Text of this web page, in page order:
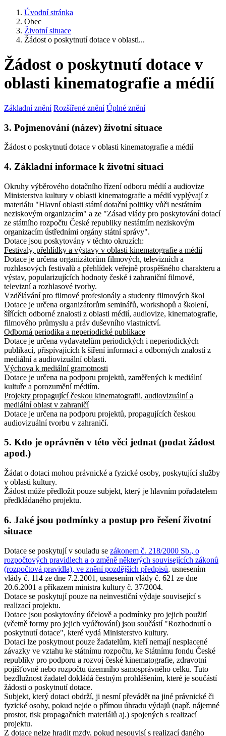
Úvodní stránka
Obec
Životní situace
Žádost o poskytnutí dotace v oblasti...
Žádost o poskytnutí dotace v
oblasti kinematografie a médií
Základní znění Rozšířené znění Úplné znění
3. Pojmenování (název) životní situace
Žádost o poskytnutí dotace v oblasti kinematografie a médií
4. Základní informace k životní situaci
Okruhy výběrového dotačního řízení odboru médií a audiovize
Ministerstva kultury v oblasti kinematografie a médií vyplývají z
materiálu "Hlavní oblasti státní dotační politiky vůči nestátním
neziskovým organizacím" a ze "Zásad vlády pro poskytování dotací
ze státního rozpočtu České republiky nestátním neziskovým
organizacím ústředními orgány státní správy".
Dotace jsou poskytovány v těchto okruzích:
Festivaly, přehlídky a výstavy v oblasti kinematografie a médií
Dotace je určena organizátorům filmových, televizních a
rozhlasových festivalů a přehlídek veřejně prospěšného charakteru a
výstav, popularizujících hodnoty české i zahraniční filmové,
televizní a rozhlasové tvorby.
Vzdělávání pro filmové profesionály a studenty filmových škol
Dotace je určena organizátorům seminářů, workshopů a školení,
šířících odborné znalosti z oblasti médií, audiovize, kinematografie,
filmového průmyslu a práv duševního vlastnictví.
Odborná periodika a neperiodické publikace
Dotace je určena vydavatelům periodických i neperiodických
publikací, přispívajících k šíření informací a odborných znalostí z
mediální a audiovizuální oblasti.
Výchova k mediální gramotnosti
Dotace je určena na podporu projektů, zaměřených k mediální
kultuře a porozumění médiím.
Projekty propagující českou kinematografii, audiovizuální a
mediální oblast v zahraničí
Dotace je určena na podporu projektů, propagujících českou
audiovizuální tvorbu v zahraničí.
5. Kdo je oprávněn v této věci jednat (podat žádost
apod.)
Žádat o dotaci mohou právnické a fyzické osoby, poskytující služby
v oblasti kultury.
Žádost může předložit pouze subjekt, který je hlavním pořadatelem
předkládaného projektu.
6. Jaké jsou podmínky a postup pro řešení životní
situace
Dotace se poskytují v souladu se zákonem č. 218/2000 Sb., o
rozpočtových pravidlech a o změně některých souvisejících zákonů
(rozpočtová pravidla), ve znění pozdějších předpisů, usnesením
vlády č. 114 ze dne 7.2.2001, usnesením vlády č. 621 ze dne
20.6.2001 a příkazem ministra kultury č. 37/2004.
Dotace se poskytují pouze na neinvestiční výdaje související s
realizací projektu.
Dotace jsou poskytovány účelově a podmínky pro jejich použití
(včetně formy pro jejich vyúčtování) jsou součástí "Rozhodnutí o
poskytnutí dotace", které vydá Ministerstvo kultury.
Dotaci lze poskytnout pouze žadatelům, kteří nemají nesplacené
závazky ve vztahu ke státnímu rozpočtu, ke Státnímu fondu České
republiky pro podporu a rozvoj české kinematografie, zdravotní
pojišťovně nebo rozpočtu územního samosprávného celku. Tuto
bezdlužnost žadatel dokládá čestným prohlášením, které je součástí
žádosti o poskytnutí dotace.
Subjekt, který dotaci obdrží, ji nesmí převádět na jiné právnické či
fyzické osoby, pokud nejde o přímou úhradu výdajů (např. nájemné
prostor, tisk propagačních materiálů aj.) spojených s realizací
projektu.
Z dotace nelze hradit mzdy, pokud nesouvisí s realizací daného